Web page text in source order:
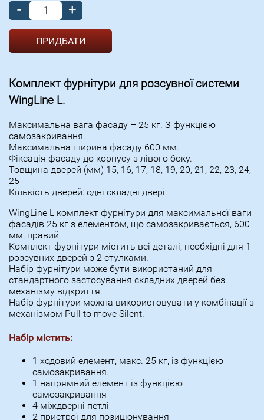
-
+
Комплект фурнітури для розсувної системи
WingLine L.
Максимальна вага фасаду – 25 кг. З функцією
самозакривання.
Максимальна ширина фасаду 600 мм.
Фіксація фасаду до корпусу з лівого боку.
Товщина дверей (мм) 15, 16, 17, 18, 19, 20, 21, 22, 23, 24,
25
Кількість дверей: одні складні двері.
WingLine L комплект фурнітури для максимальної ваги
фасадів 25 кг з елементом, що самозакривається, 600
мм, правий.
Комплект фурнітури містить всі деталі, необхідні для 1
розсувних дверей з 2 стулками.
Набір фурнітури може бути використаний для
стандартного застосування складних дверей без
механізму відкриття.
Набір фурнітури можна використовувати у комбінації з
механізмом Pull to move Silent.
Набір містить:
1 ходовий елемент, макс. 25 кг, із функцією
самозакривання.
1 напрямний елемент із функцією
самозакривання
4 міждверні петлі
2 пристрої для позиціонування